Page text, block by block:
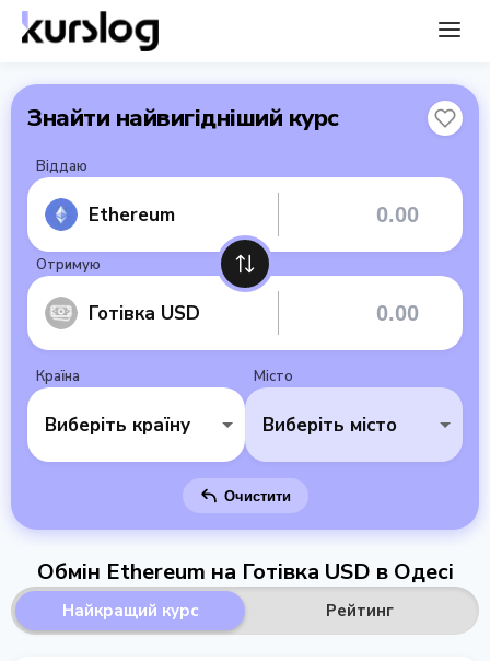
Знайти найвигідніший курс
Віддаю
Ethereum
Отримую
Готівка USD
Країна
Виберіть країну
Місто
Виберіть місто
Очистити
Обмін Ethereum на Готівка USD в Одесі
Найкращий курс Рейтинг